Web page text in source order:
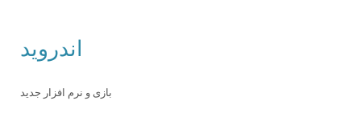
اندروید
بازی و نرم افزار جدید